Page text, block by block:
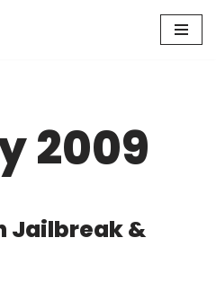
2009
Jailbreak &